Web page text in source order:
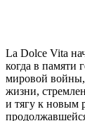
La Dolce Vita
когда в памяти
мировой
жизни,
и тягу к новым